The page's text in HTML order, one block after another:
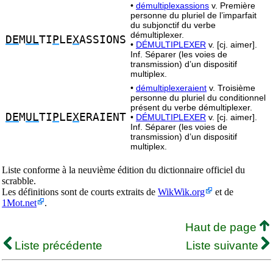
DEMULTI P LEXASSIONS
• démultiplexassions v. Première
personne du pluriel de l’imparfait
du subjonctif du verbe
démultiplexer.
• DÉMULTIPLEXER v. [cj. aimer].
Inf. Séparer (les voies de
transmission) d’un dispositif
multiplex.
DEMULTI P LEXERAIENT
• démultiplexeraient v. Troisième
personne du pluriel du conditionnel
présent du verbe démultiplexer.
• DÉMULTIPLEXER v. [cj. aimer].
Inf. Séparer (les voies de
transmission) d’un dispositif
multiplex.
Liste conforme à la neuvième édition du dictionnaire officiel du
scrabble.
Les définitions sont de courts extraits de WikWik.org
et de
1Mot.net
.
Haut de page
Liste précédente
Liste suivante